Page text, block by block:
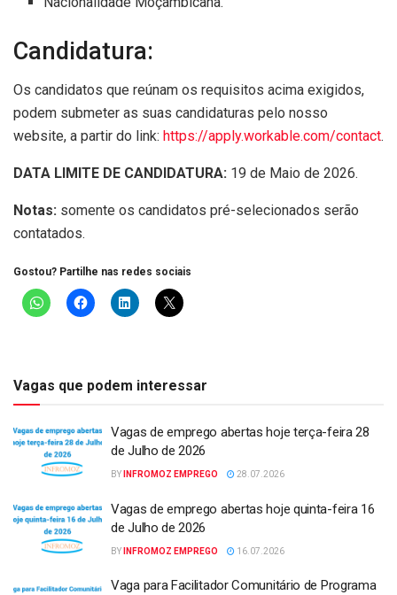
Candidatura:
Os candidatos que reúnam os requisitos acima exigidos,
podem submeter as suas candidaturas pelo nosso
website, a partir do link: https://apply.workable.com/contact.
DATA LIMITE DE CANDIDATURA: 19 de Maio de 2026.
Notas: somente os candidatos pré-selecionados serão
contatados.
Gostou? Partilhe nas redes sociais
Vagas que podem interessar
Vagas de emprego abertas hoje terça-feira 28
de Julho de 2026
BY INFROMOZ EMPREGO 28.07.2026
Vagas de emprego abertas hoje quinta-feira 16
de Julho de 2026
BY INFROMOZ EMPREGO 16.07.2026
Vaga para Facilitador Comunitário de Programa